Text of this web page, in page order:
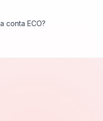
conta ECO?